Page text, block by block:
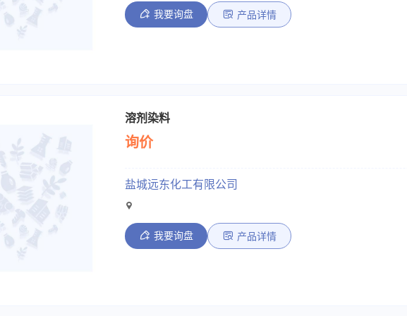
我要询盘 产品详情
溶剂染料
询价
盐城远东化工有限公司
我要询盘 产品详情